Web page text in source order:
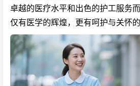
卓越的医疗水平和出色的护工服务
仅有医学的辉煌，更有呵护与关怀的